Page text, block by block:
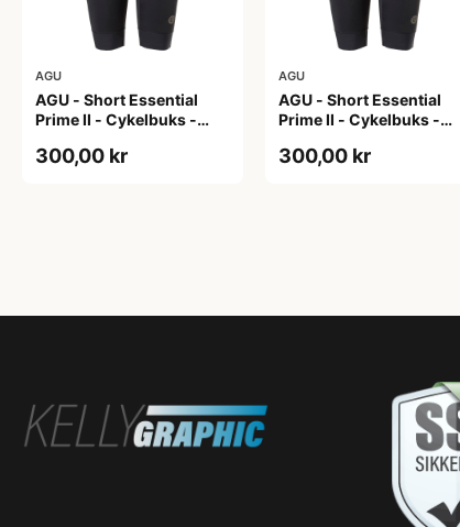
AGU
AGU - Short Essential
Prime II - Cykelbuks -
300,00 kr
AGU
AGU - Short Essential
Prime II - Cykelbuks -
300,00 kr